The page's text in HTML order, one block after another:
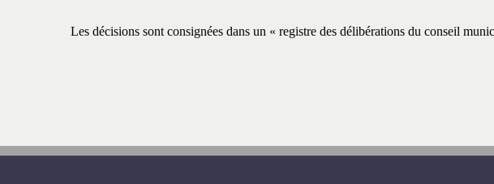
Les décisions sont consignées dans un « registre des délibérations du conseil